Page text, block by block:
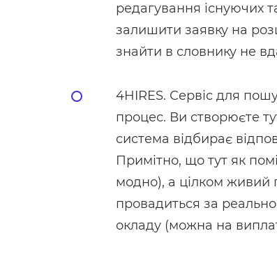
редагування існуючих
залишити заявку на
знайти в словнику не
4HIRES. Сервіс для
процес. Ви створюєте
система відбирає
Примітно, що тут як
модно), а цілком живий
провадиться за реально
окладу (можна на